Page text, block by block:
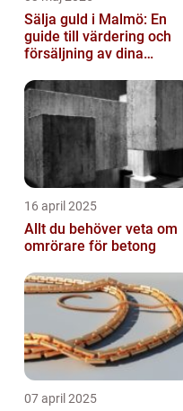
Sälja guld i Malmö: En
guide till värdering och
försäljning av dina
16 april 2025
Allt du behöver veta om
omrörare för betong
07 april 2025